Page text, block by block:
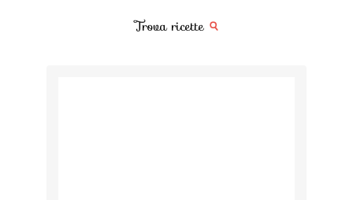
Trova ricette